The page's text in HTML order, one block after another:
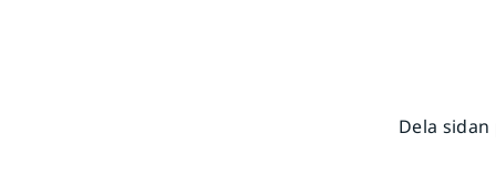
Dela sidan